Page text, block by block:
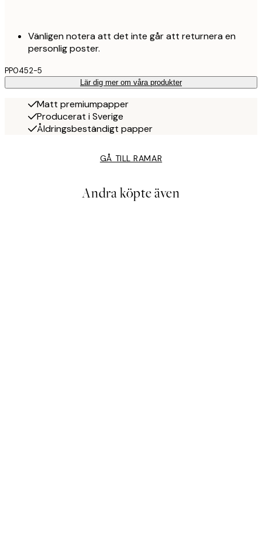
Vänligen notera att det inte går att returnera en
personlig poster.
PP0452-5
Lär dig mer om våra produkter
Matt premiumpapper
Producerat i Sverige
Åldringsbeständigt papper
GÅ TILL RAMAR
Andra köpte även